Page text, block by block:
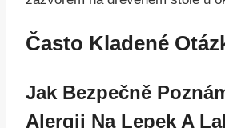
Často Kladené
Jak Bezpečně
Alergii Na Lepek A